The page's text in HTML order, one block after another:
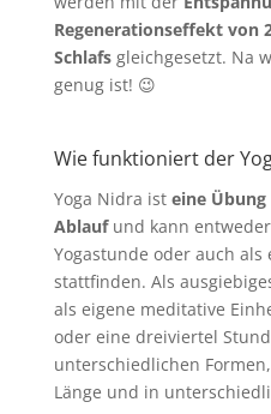
Regenerationseffekt von
Schlafsgleichgesetzt. Na
genug ist! 😉
Wie funktioniert der
Yoga Nidra ist eine
Ablaufund kann
Yogastunde oder auch als
stattfinden. Als
als eigene meditative
oder eine dreiviertel
unterschiedlichen
Länge und in